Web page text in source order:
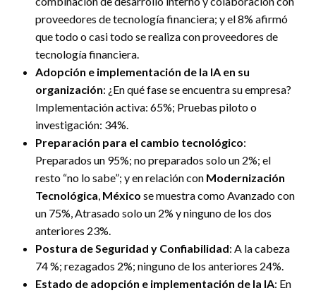
proveedores de tecnología financiera; y el 8% afirmó
que todo o casi todo se realiza con proveedores de
tecnología financiera.
Adopción e implementación de la IA en su
organización: ¿En qué fase se encuentra su empresa?
Implementación activa: 65%; Pruebas piloto o
investigación: 34%.
Preparación para el cambio tecnológico:
Preparados un 95%; no preparados solo un 2%; el
resto “no lo sabe”; y en relación con Modernización
Tecnológica México se muestra como Avanzado con
un 75%, Atrasado solo un 2% y ninguno de los dos
anteriores 23%.
Postura de Seguridad y Confiabilidad: A la cabeza
74 %; rezagados 2%; ninguno de los anteriores 24%.
Estado de adopción e implementación de la IA: En